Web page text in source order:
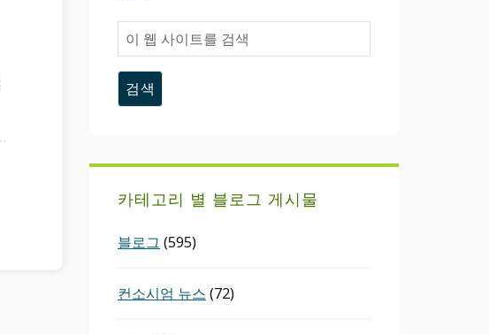
이
웹
사
이
카테고리 별 블로그 게시물
블로그 (595)
컨소시엄 뉴스 (72)